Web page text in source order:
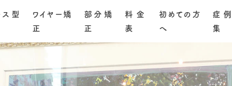
ス型
ワイヤー矯
正
部分矯
正
料金
表
初めての方
へ
症例
集